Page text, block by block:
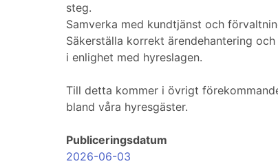
steg.
Samverka med kundtjänst och
Säkerställa korrekt ärendehantering
i enlighet med hyreslagen.
Till detta kommer i övrigt
bland våra hyresgäster.
Publiceringsdatum
2026-06-03